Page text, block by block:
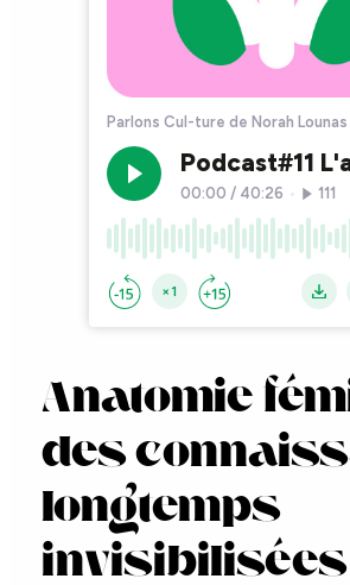
Anatomie
des
longtemps
invisibilisées